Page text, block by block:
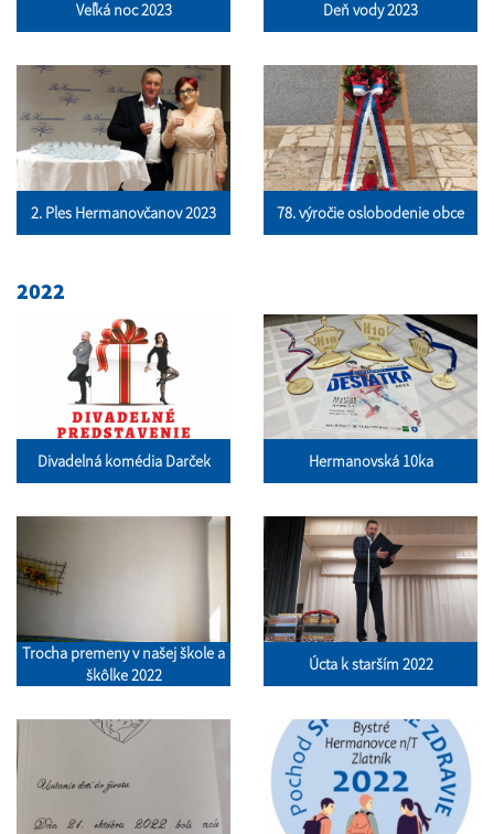
Veľká noc 2023 Deň vody 2023
2. Ples Hermanovčanov 2023 78. výročie oslobodenie obce
2022
Divadelná komédia Darček Hermanovská 10ka
Trocha premeny v našej škole a
škôlke 2022
Úcta k starším 2022